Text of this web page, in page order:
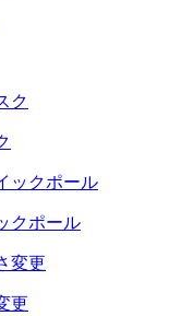
クポール
更